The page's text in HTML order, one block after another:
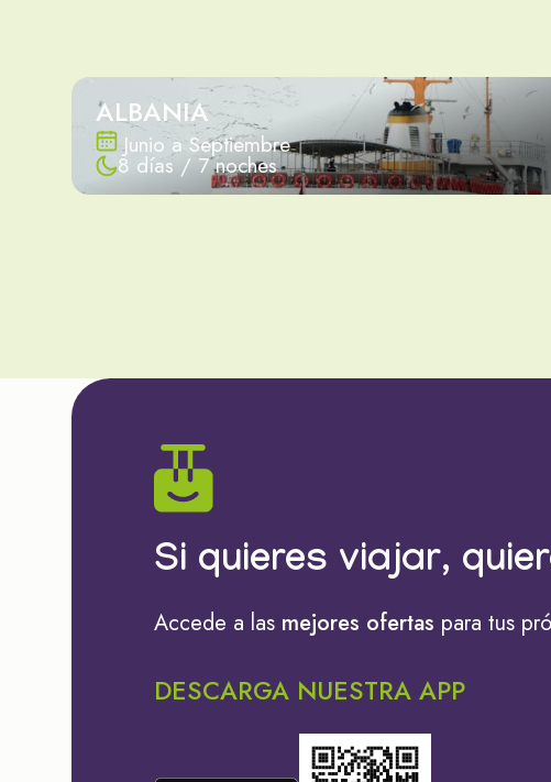
ALBANIA
Junio a Septiembre
8 días / 7 noches
Si quieres viajar,
Accede a las mejores ofertas para tus
DESCARGA NUESTRA APP